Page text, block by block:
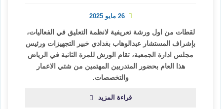
26 مايو 2025
لقطات من اول ورشة تعريفية لانظمة التعليق في الفعاليات،
بإشراف المستشار عبدالوهاب بغدادي خبير التجهيزات ورئيس
مجلس ادارة الجمعية، تقام الورش للمرة الثانية في الرياض
هذا العام بحضور المتدربين المهتمين من شتي الاعمار
والتخصصات.
قراءة المزيد